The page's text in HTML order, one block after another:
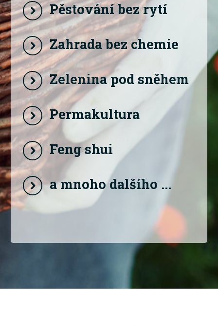
Pěstování bez rytí
Zahrada bez chemie
Zelenina pod sněhem
Permakultura
Feng shui
a mnoho dalšího ...